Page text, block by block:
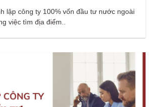
lập công ty 100% vốn đầu tư nước ngoài
việc tìm địa điểm..